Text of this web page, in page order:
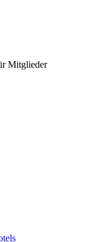
Mitglieder